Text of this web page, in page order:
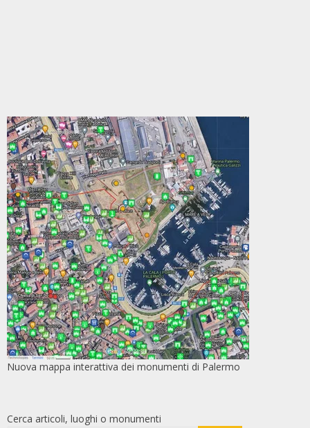
Nuova mappa interattiva dei monumenti di Palermo
Cerca articoli, luoghi o monumenti